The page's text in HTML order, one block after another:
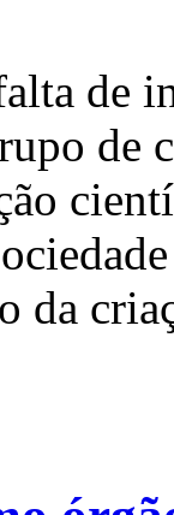
de
da